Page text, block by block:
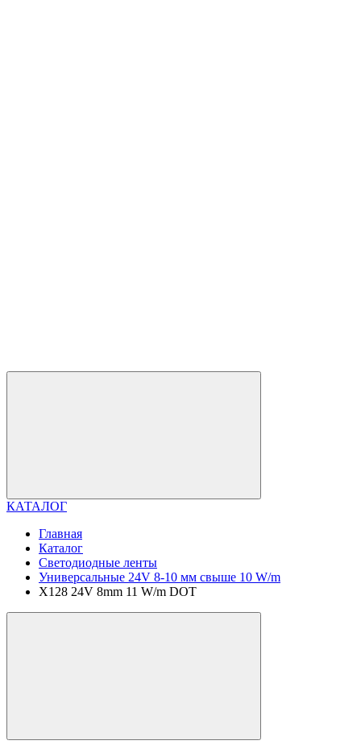
КАТАЛОГ
Главная
Каталог
Светодиодные ленты
Универсальные 24V 8-10 мм свыше 10 W/m
X128 24V 8mm 11 W/m DOT